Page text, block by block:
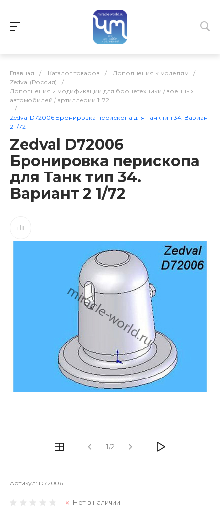
Главная / Каталог товаров / Дополнения к моделям
/
Zedval (Россия)
/
Дополнения и модификации для бронетехники / военных
автомобилей / артиллерии 1: 72
/
Zedval D72006 Бронировка перископа для Танк тип 34. Вариант
2 1/72
Zedval D72006
Бронировка перископа
для Танк тип 34.
Вариант 2 1/72
1/2
Артикул: D72006
Нет в наличии